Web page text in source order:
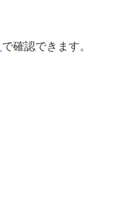
で確認できます。